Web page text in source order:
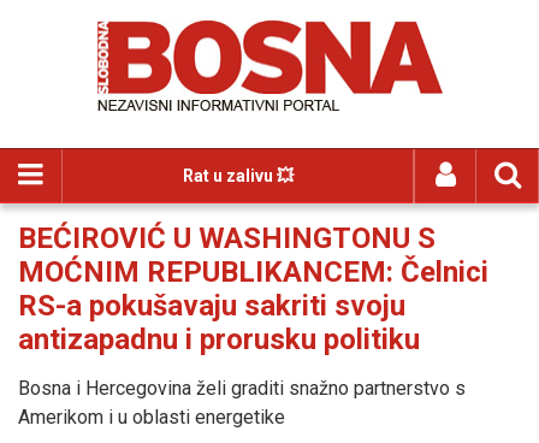
Rat u zalivu 💥
BEĆIROVIĆ U WASHINGTONU S
MOĆNIM REPUBLIKANCEM: Čelnici
RS-a pokušavaju sakriti svoju
antizapadnu i prorusku politiku
Bosna i Hercegovina želi graditi snažno partnerstvo s
Amerikom i u oblasti energetike